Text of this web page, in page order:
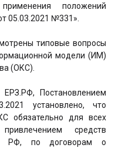
положений
05.03.2021 №331».
типовые вопросы
модели (ИМ)
(ОКС).
Постановлением
установлено, что
обязательно для всех
средств
РФ, по договорам о